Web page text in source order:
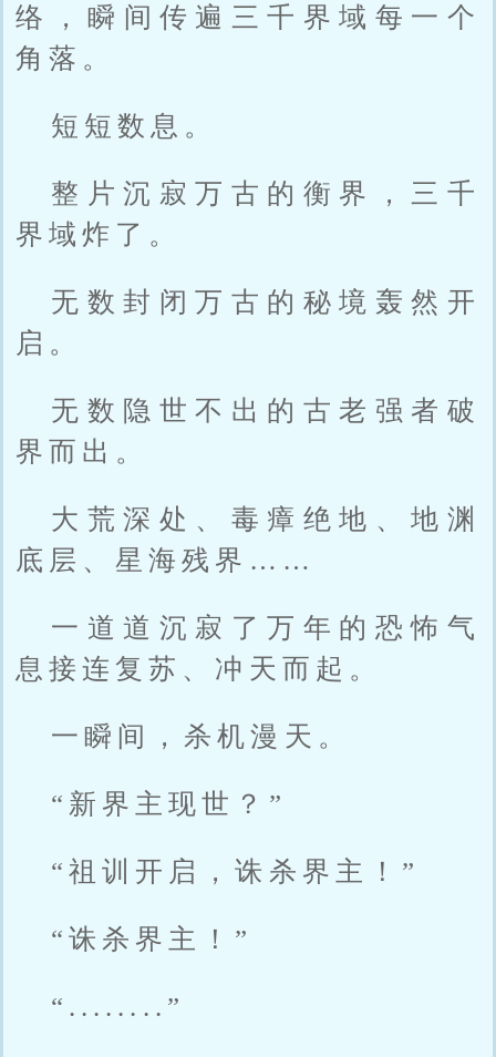
络，瞬间传遍三千界域每一个
角落。
短短数息。
整片沉寂万古的衡界，三千
界域炸了。
无数封闭万古的秘境轰然开
启。
无数隐世不出的古老强者破
界而出。
大荒深处、毒瘴绝地、地渊
底层、星海残界……
一道道沉寂了万年的恐怖气
息接连复苏、冲天而起。
一瞬间，杀机漫天。
“新界主现世？”
“祖训开启，诛杀界主！”
“诛杀界主！”
“........”